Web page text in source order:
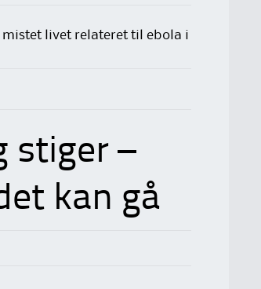
livet relateret til ebola i
stiger –
kan gå